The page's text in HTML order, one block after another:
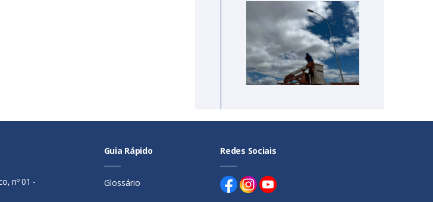
nº 01 -
Guia Rápido
Glossário
Redes Sociais